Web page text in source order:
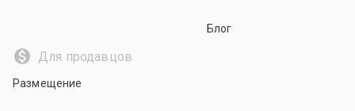
Блог
Для продавцов
Размещение